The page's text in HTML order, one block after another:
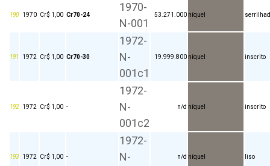
190 1970 Cr$ 1,00 Cr70-24
1970-
N-001
53.271.000 níquel
191 1972 Cr$ 1,00 Cr70-30
1972-
N-
001c1
19.999.800 níquel inscrito
192 1972 Cr$ 1,00 -
1972-
N-
001c2
n/d níquel inscrito
193 1972 Cr$ 1,00 -
1972-
N-
n/d níquel liso